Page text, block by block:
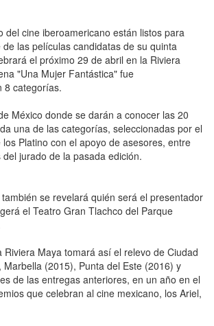
del cine iberoamericano están listos para
las películas candidatas de su quinta
el próximo 29 de abril en la Riviera
"Una Mujer Fantástica" fue
8 categorías.
México donde se darán a conocer las 20
una de las categorías, seleccionadas por el
Platino con el apoyo de asesores, entre
jurado de la pasada edición.
se revelará quién será el presentador
el Teatro Gran Tlachco del Parque
Riviera Maya tomará así el relevo de Ciudad
(2015), Punta del Este (2016) y
de las entregas anteriores, en un año en el
que celebran al cine mexicano, los Ariel,